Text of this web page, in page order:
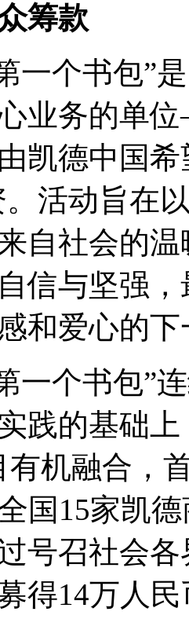
筹款
一个书包
业务的单
凯德中国
。活动旨在
自社会的
信与坚强
和爱心的下
一个书包”
践的基础
有机融合，
国15家凯
号召社会
得14万人